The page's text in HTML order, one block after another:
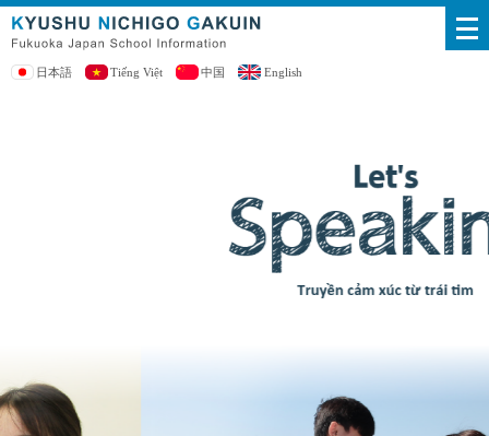
日本語 Tiếng Việt 中国 English